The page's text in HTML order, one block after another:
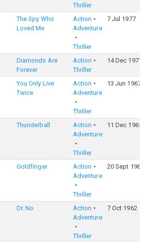
Thriller
The Spy Who
Loved Me
Action
Adventure
Thriller
7 Jul 1977
Diamonds Are
Forever
Action
Thriller
14 Dec 1971
You Only Live
Twice
Action
Adventure
Thriller
13 Jun 1967
Thunderball
Action
Adventure
Thriller
11 Dec 1965
Goldfinger
Action
Adventure
Thriller
20 Sept 1964
Dr. No
Action
Adventure
Thriller
7 Oct 1962